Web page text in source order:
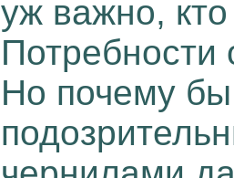
уж важно,
Потребности
Но почему